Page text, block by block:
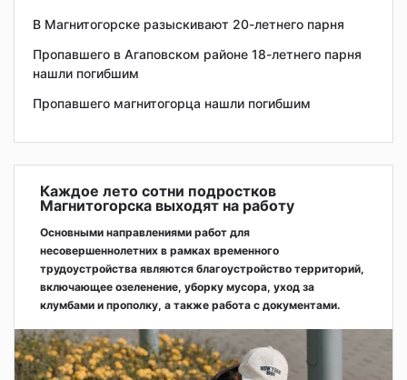
В Магнитогорске разыскивают 20-летнего парня
Пропавшего в Агаповском районе 18-летнего парня
нашли погибшим
Пропавшего магнитогорца нашли погибшим
Каждое лето сотни подростков
Магнитогорска выходят на работу
Основными направлениями работ для
несовершеннолетних в рамках временного
трудоустройства являются благоустройство территорий,
включающее озеленение, уборку мусора, уход за
клумбами и прополку, а также работа с документами.